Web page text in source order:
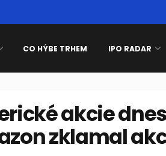
CO HÝBE TRHEM IPO RADAR
akcie
zklamal